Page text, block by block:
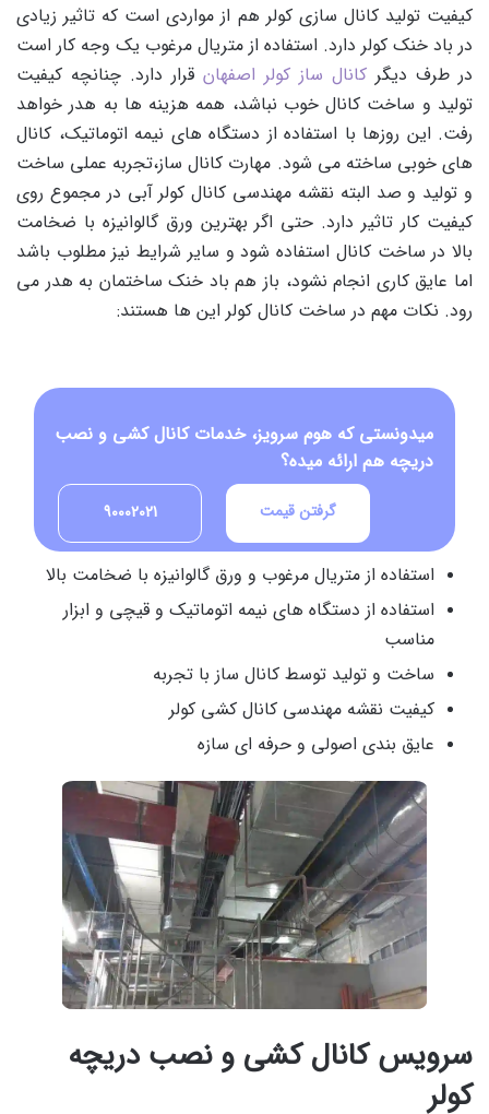
کیفیت تولید کانال سازی کولر هم از مواردی است که تاثیر زیادی
در باد خنک کولر دارد. استفاده از متریال مرغوب یک وجه کار است
در طرف دیگر کانال ساز کولر اصفهان قرار دارد. چنانچه کیفیت
تولید و ساخت کانال خوب نباشد، همه هزینه ها به هدر خواهد
رفت. این روزها با استفاده از دستگاه های نیمه اتوماتیک، کانال
های خوبی ساخته می شود. مهارت کانال ساز،تجربه عملی ساخت
و تولید و صد البته نقشه مهندسی کانال کولر آبی در مجموع روی
کیفیت کار تاثیر دارد. حتی اگر بهترین ورق گالوانیزه با ضخامت
بالا در ساخت کانال استفاده شود و سایر شرایط نیز مطلوب باشد
اما عایق کاری انجام نشود، باز هم باد خنک ساختمان به هدر می
رود. نکات مهم در ساخت کانال کولر این ها هستند:
میدونستی که هوم سرویز، خدمات کانال کشی و نصب
دریچه هم ارائه میده؟
90002021 گرفتن قیمت
استفاده از متریال مرغوب و ورق گالوانیزه با ضخامت بالا
استفاده از دستگاه های نیمه اتوماتیک و قیچی و ابزار
مناسب
ساخت و تولید توسط کانال ساز با تجربه
کیفیت نقشه مهندسی کانال کشی کولر
عایق بندی اصولی و حرفه ای سازه
سرویس کانال کشی و نصب دریچه
کولر